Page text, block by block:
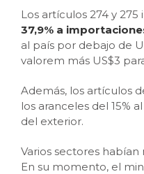
Los artículos 274 y
37,9% a
al país por debajo de
valorem más US$3
Además, los artículos
los aranceles del 15%
del exterior.
Varios sectores
En su momento, el